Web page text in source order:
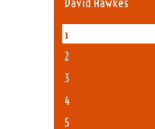
1
2
3
4
5